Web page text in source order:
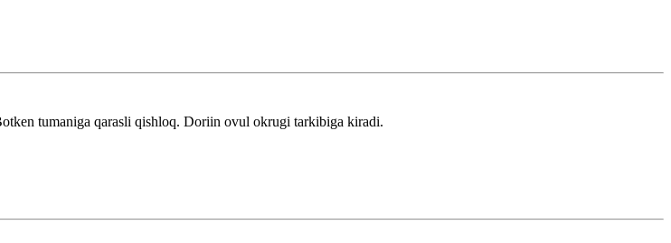
tumaniga qarasli qishloq. Doriin ovul okrugi tarkibiga kiradi.